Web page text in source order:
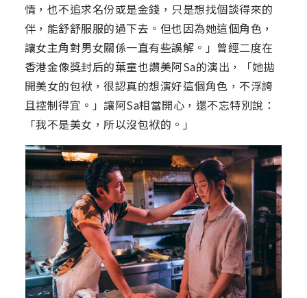
情，也不追求名份或是金錢，只是想找個談得來的
伴，能舒舒服服的過下去。但也因為她這個角色，
讓女主角對男女關係一直有些誤解。」曾經二度在
香港金像獎封后的葉童也讚美阿Sa的演出，「她拋
開美女的包袱，很認真的想演好這個角色，不浮誇
且控制得宜。」讓阿Sa相當開心，還不忘特別說：
「我不是美女，所以沒包袱的。」